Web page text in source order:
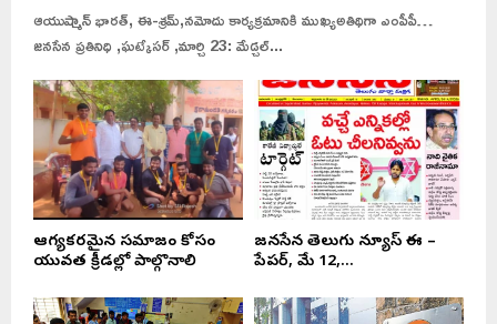
ఆయుష్మాన్ భారత్, ఈ-శ్రమ్,నమోదు కార్యక్రమానికి ముఖ్యఅతిథిగా ఎంపీపీ…
జనసేన ప్రతినిధి ,ఘట్కేసర్ ,మార్చి 23: మేడ్చల్...
ఆరోగ్యకరమైన సమాజం కోసం
యువత క్రీడల్లో పాల్గొనాలి
జనసేన తెలుగు న్యూస్ ఈ –
పేపర్, మే 12,...